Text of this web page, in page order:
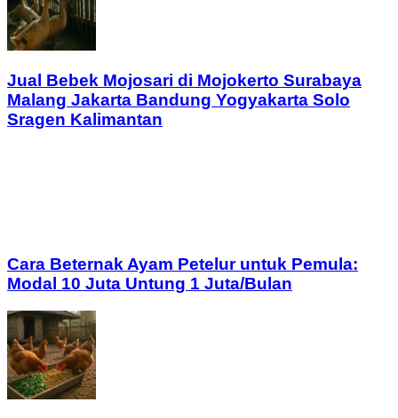
Jual Bebek Mojosari di Mojokerto Surabaya
Malang Jakarta Bandung Yogyakarta Solo
Sragen Kalimantan
Cara Beternak Ayam Petelur untuk Pemula:
Modal 10 Juta Untung 1 Juta/Bulan